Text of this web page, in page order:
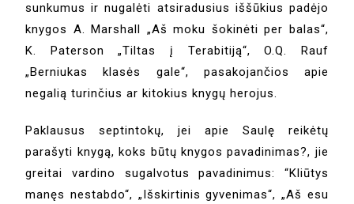
sunkumus ir nugalėti atsiradusius iššūkius padėjo
knygos A. Marshall „Aš moku šokinėti per balas“,
K. Paterson „Tiltas į Terabitiją“, O.Q. Rauf
„Berniukas klasės gale“, pasakojančios apie
negalią turinčius ar kitokius knygų herojus.
Paklausus septintokų, jei apie Saulę reikėtų
parašyti knygą, koks būtų knygos pavadinimas?, jie
greitai vardino sugalvotus pavadinimus: “Kliūtys
manęs nestabdo“, „Išskirtinis gyvenimas“, „Aš esu